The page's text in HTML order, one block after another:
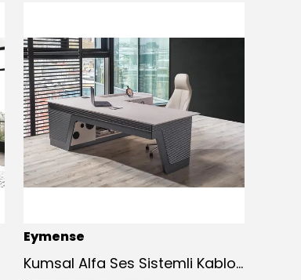
Eymense
Kumsal Alfa Ses Sistemli Kablosuz Şarjlı Ofis Çalışma Masası